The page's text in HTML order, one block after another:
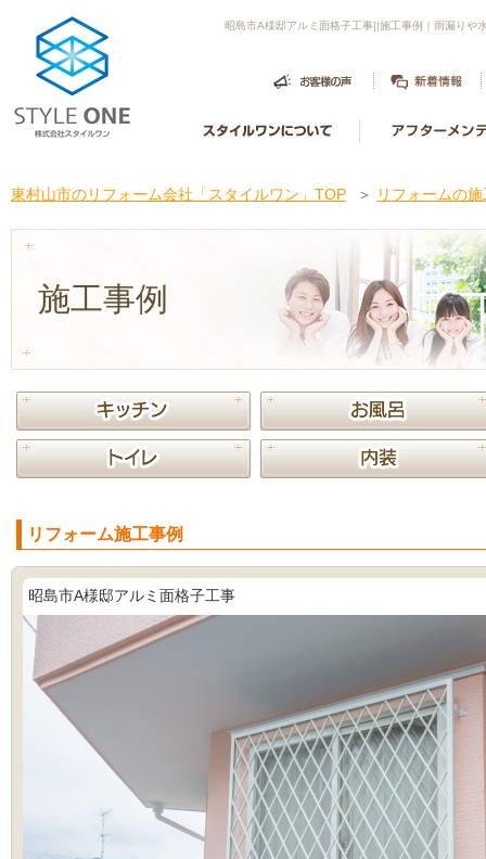
昭島市A様邸アルミ面格子工事||施工事例｜雨漏りや
東村山市のリフォーム会社「スタイルワン」TOP ＞ リフォームの
施工事例
リフォーム施工事例
昭島市A様邸アルミ面格子工事